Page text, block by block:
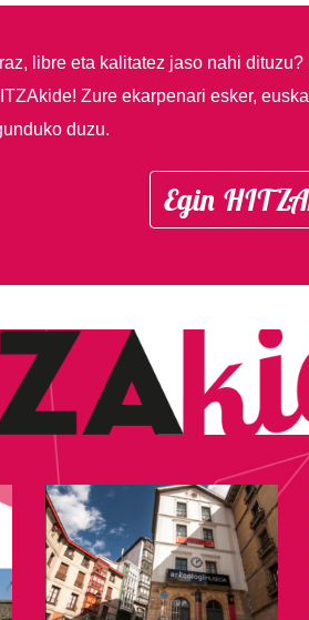
libre eta kalitatez jaso nahi dituzu?
Zure ekarpenari esker,
duzu.
Egin